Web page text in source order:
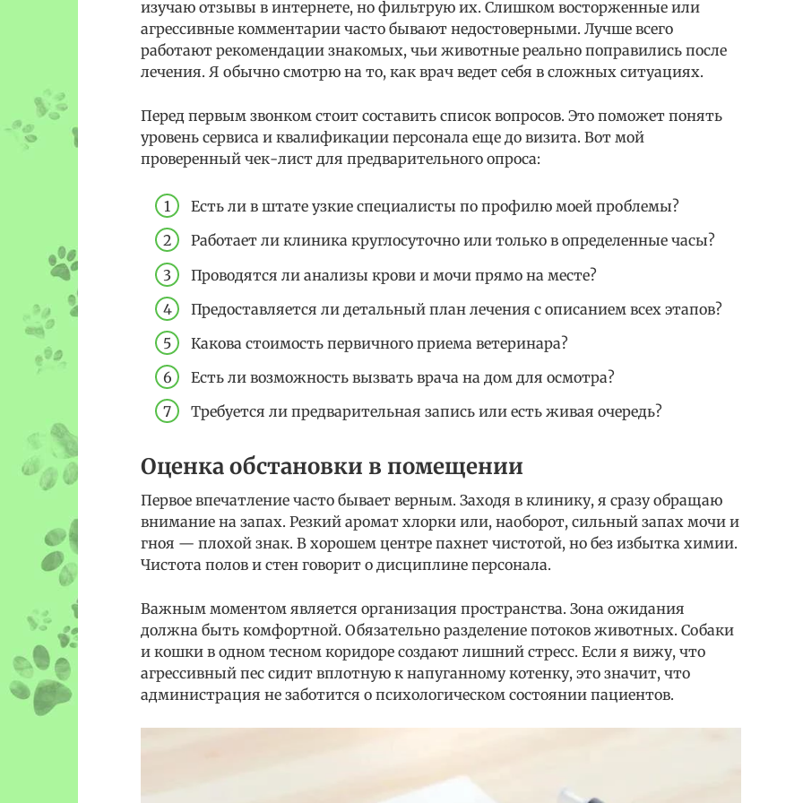
изучаю отзывы в интернете, но фильтрую их. Слишком восторженные или
агрессивные комментарии часто бывают недостоверными. Лучше всего
работают рекомендации знакомых, чьи животные реально поправились после
лечения. Я обычно смотрю на то, как врач ведет себя в сложных ситуациях.
Перед первым звонком стоит составить список вопросов. Это поможет понять
уровень сервиса и квалификации персонала еще до визита. Вот мой
проверенный чек-лист для предварительного опроса:
Есть ли в штате узкие специалисты по профилю моей проблемы?
Работает ли клиника круглосуточно или только в определенные часы?
Проводятся ли анализы крови и мочи прямо на месте?
Предоставляется ли детальный план лечения с описанием всех этапов?
Какова стоимость первичного приема ветеринара?
Есть ли возможность вызвать врача на дом для осмотра?
Требуется ли предварительная запись или есть живая очередь?
Оценка обстановки в помещении
Первое впечатление часто бывает верным. Заходя в клинику, я сразу обращаю
внимание на запах. Резкий аромат хлорки или, наоборот, сильный запах мочи и
гноя — плохой знак. В хорошем центре пахнет чистотой, но без избытка химии.
Чистота полов и стен говорит о дисциплине персонала.
Важным моментом является организация пространства. Зона ожидания
должна быть комфортной. Обязательно разделение потоков животных. Собаки
и кошки в одном тесном коридоре создают лишний стресс. Если я вижу, что
агрессивный пес сидит вплотную к напуганному котенку, это значит, что
администрация не заботится о психологическом состоянии пациентов.